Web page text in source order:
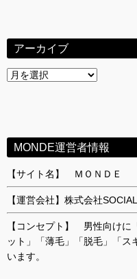
アーカイブ
ア
MONDE運営者情報
【サイト名】 ＭＯＮＤＥ
【運営会社】株式会社
【コンセプト】 男性向けに
ット」「薄毛」「脱毛」「ス
います。